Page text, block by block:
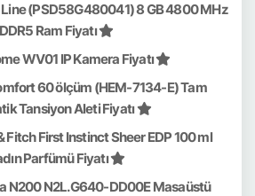
(PSD58G480041) 8 GB 4800 MHz
DDR5 Ram Fiyatı
WV01 IP Kamera Fiyatı
60 ölçüm (HEM-7134-E) Tam
Tansiyon Aleti Fiyatı
First Instinct Sheer EDP 100 ml
Parfümü Fiyatı
N200 N2L.G640-DD00E Masaüstü